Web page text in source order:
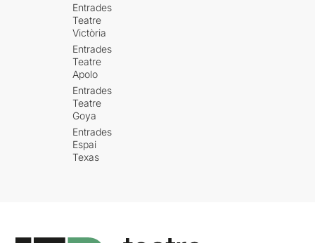
Entrades
Teatre
Victòria
Entrades
Teatre
Apolo
Entrades
Teatre
Goya
Entrades
Espai
Texas